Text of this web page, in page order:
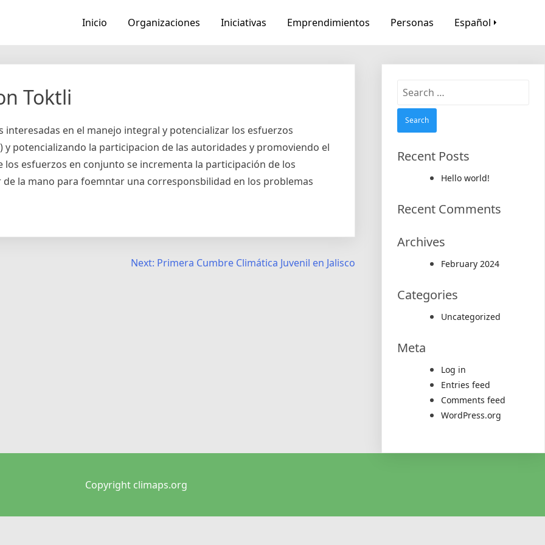
Inicio Organizaciones Iniciativas Emprendimientos Personas Español
Toktli
interesadas en el manejo integral y potencializar los esfuerzos
potencializando la participacion de las autoridades y promoviendo el
esfuerzos en conjunto se incrementa la participación de los
la mano para foemntar una corresponsbilidad en los problemas
Next: Primera Cumbre Climática Juvenil en Jalisco
Search
Recent Posts
Hello world!
Recent Comments
Archives
February 2024
Categories
Uncategorized
Meta
Log in
Entries feed
Comments feed
WordPress.org
Copyright climaps.org